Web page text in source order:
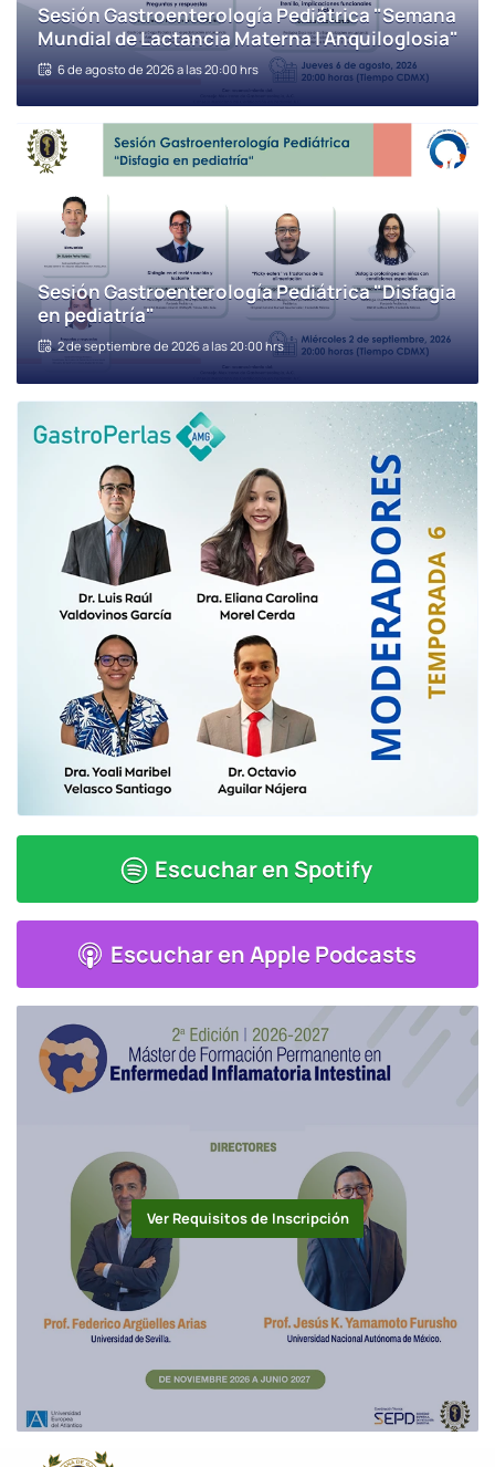
Sesión Gastroenterología Pediátrica "Semana
Mundial de Lactancia Materna | Anquiloglosia"
6 de agosto de 2026 a las 20:00 hrs
Sesión Gastroenterología Pediátrica "Disfagia
en pediatría"
2 de septiembre de 2026 a las 20:00 hrs
Escuchar en Spotify
Escuchar enApple Podcasts
Ver Requisitos de Inscripción